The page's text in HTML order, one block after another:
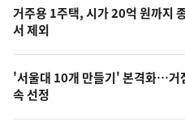
최
신,
오
늘
의
기
뉴
스
거주용 1주택, 시가 20억 원까지
서 제외
'서울대 10개 만들기' 본격화…거
속 선정